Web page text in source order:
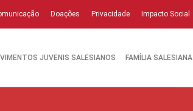
Doações Privacidade Impacto Social
JUVENIS SALESIANOS FAMÍLIA SALESIANA